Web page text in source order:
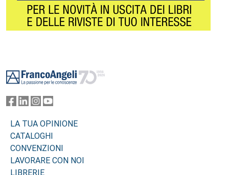
LA TUA OPINIONE
CATALOGHI
CONVENZIONI
LAVORARE CON NOI
LIBRERIE